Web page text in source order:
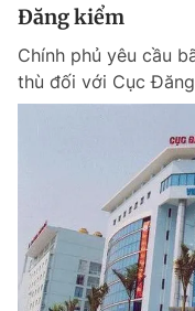
Đăng kiểm
Chính phủ yêu cầu
thù đối với Cục